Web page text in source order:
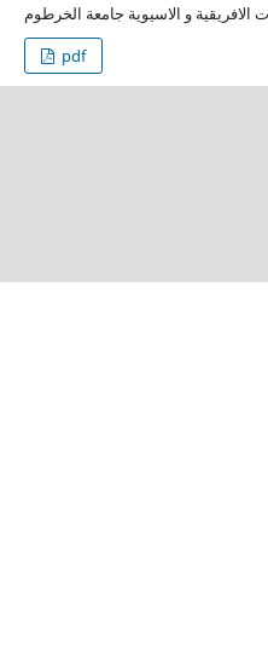
الافريقية و الاسيوية جامعة الخرطوم
pdf